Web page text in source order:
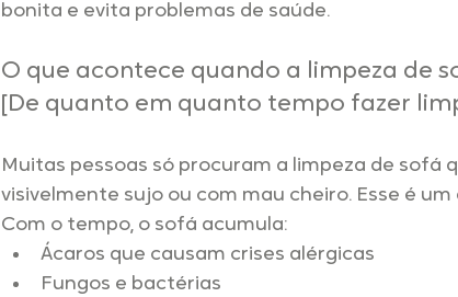
bonita e evita problemas de saúde.
O que acontece quando a limpeza de
[De quanto em quanto tempo fazer
Muitas pessoas só procuram a limpeza de sofá
visivelmente sujo ou com mau cheiro. Esse é
Com o tempo, o sofá acumula:
Ácaros que causam crises alérgicas
Fungos e bactérias